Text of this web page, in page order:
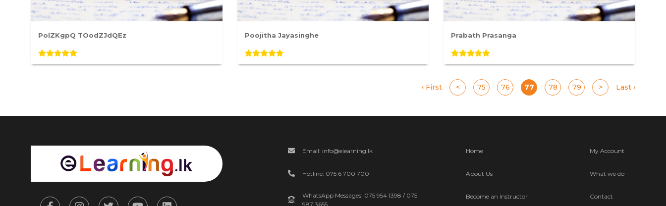
PolZKgpQ TOodZJdQEz Poojitha Jayasinghe Prabath Prasanga
‹ First < 75 76 77 78 79 > Last ›
Email: info@elearning.lk
Hotline: 075 6 700 700
WhatsApp Messages: 075 954 1398 / 075
987 3655
Home
About Us
Become an Instructor
My Account
What we do
Contact